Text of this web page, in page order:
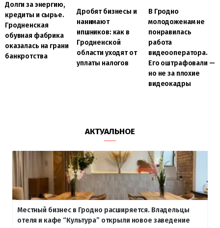
Долги за энергию,
кредиты и сырье.
Гродненская
обувная фабрика
оказалась на грани
банкротства
Дробят бизнесы и
нанимают
ипшников: как в
Гродненской
области уходят от
уплаты налогов
В Гродно
молодоженам не
понравилась
работа
видеооператора.
Его оштрафовали —
но не за плохие
видеокадры
АКТУАЛЬНОЕ
Местный бизнес в Гродно расширяется. Владельцы
отеля и кафе “Культура” открыли новое заведение